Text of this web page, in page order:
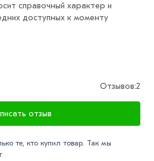
на товар Труба профильная
Труба прямоугольная
условий доставки
качества. Возврат
справочный характер и
доступных к моменту
Отзывов:2
отзыв
те, кто купил товар. Так мы